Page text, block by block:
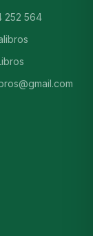
252 564